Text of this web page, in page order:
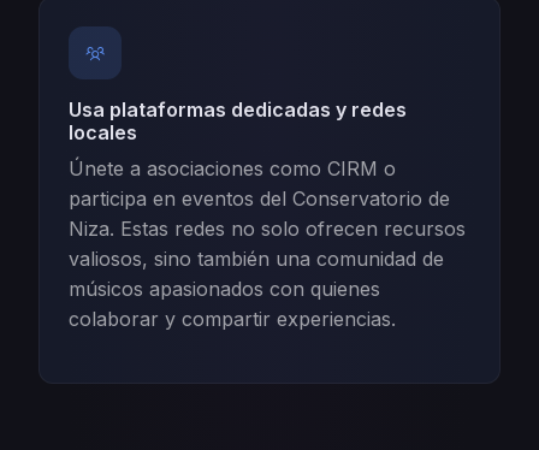
Usa plataformas dedicadas y redes
locales
Únete a asociaciones como CIRM o
participa en eventos del Conservatorio de
Niza. Estas redes no solo ofrecen recursos
valiosos, sino también una comunidad de
músicos apasionados con quienes
colaborar y compartir experiencias.